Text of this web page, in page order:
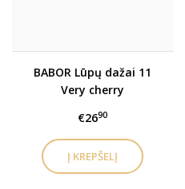
BABOR Lūpų dažai 11
Very cherry
€2690